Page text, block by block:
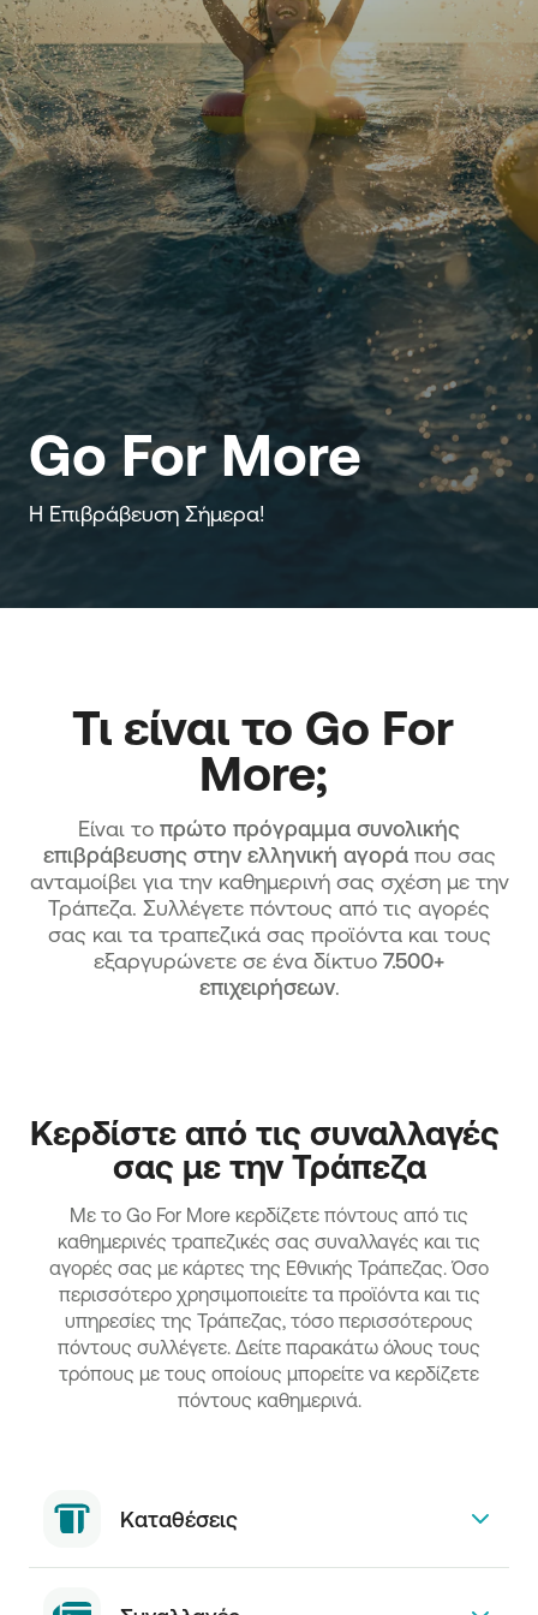
Go For More
Η Επιβράβευση Σήμερα!
Τι είναι το Go For
More;
Είναι το πρώτο πρόγραμμα συνολικής
επιβράβευσης στην ελληνική αγοράπου σας
ανταμοίβει για την καθημερινή σας σχέση με την
Τράπεζα. Συλλέγετε πόντους από τις αγορές
σας και τα τραπεζικά σας προϊόντα και τους
εξαργυρώνετε σε ένα δίκτυο 7.500+
επιχειρήσεων.
Κερδίστε από τις συναλλαγές
σας με την Τράπεζα
Με το Go For More κερδίζετε πόντους από τις
καθημερινές τραπεζικές σας συναλλαγές και τις
αγορές σας με κάρτες της Εθνικής Τράπεζας. Όσο
περισσότερο χρησιμοποιείτε τα προϊόντα και τις
υπηρεσίες της Τράπεζας, τόσο περισσότερους
πόντους συλλέγετε. Δείτε παρακάτω όλους τους
τρόπους με τους οποίους μπορείτε να κερδίζετε
πόντους καθημερινά.
Καταθέσεις